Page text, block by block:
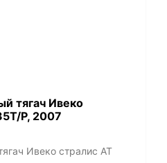
тягач Ивеко
P, 2007
Ивеко стралис АТ